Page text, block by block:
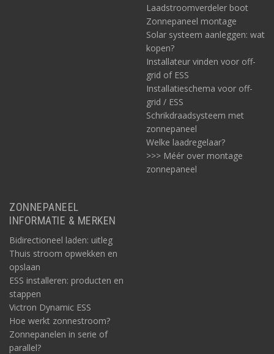
Laadstroomverdeler boot
Zonnepaneel montage
Solar systeem aanleggen: wat
kopen?
Installateur vinden voor off-
grid of ESS
Installatieschema voor off-
grid / ESS
Schrikdraadsysteem met
zonnepaneel
Welke laadregelaar?
>>> Méér over montage
zonnepaneel
ZONNEPANEEL
INFORMATIE & MERKEN
Bidirectioneel laden: uitleg
Thuis stroom opwekken en
opslaan
ESS installeren: producten en
stappen
Victron Dynamic ESS
Hoe werkt zonnestroom?
Zonnepanelen in serie of
parallel?